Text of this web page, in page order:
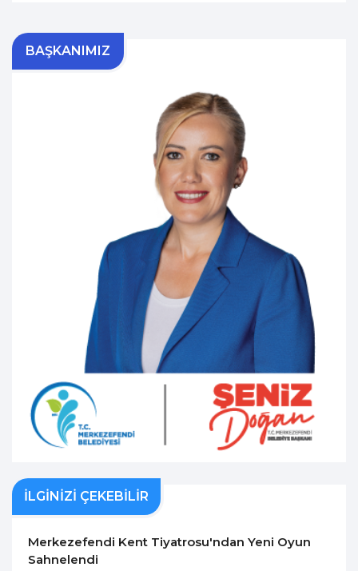
BAŞKANIMIZ
İLGİNİZİ ÇEKEBİLİR
Merkezefendi Kent Tiyatrosu'ndan Yeni Oyun
Sahnelendi